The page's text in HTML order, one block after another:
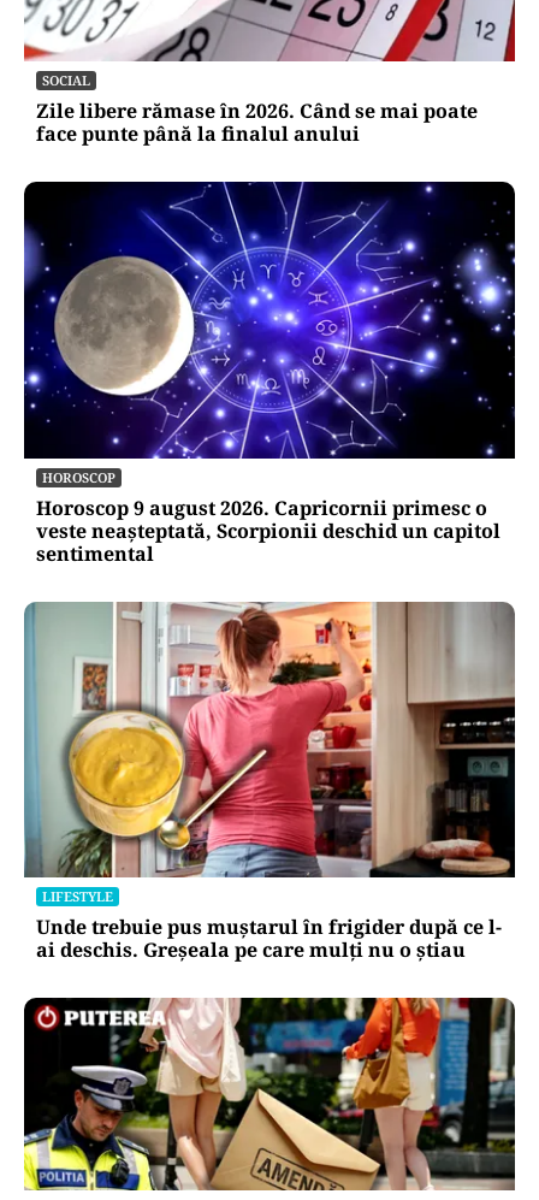
SOCIAL
Zile libere rămase în 2026. Când se mai poate
face punte până la finalul anului
HOROSCOP
Horoscop 9 august 2026. Capricornii primesc o
veste neașteptată, Scorpionii deschid un capitol
sentimental
LIFESTYLE
Unde trebuie pus muștarul în frigider după ce l-
ai deschis. Greșeala pe care mulți nu o știau